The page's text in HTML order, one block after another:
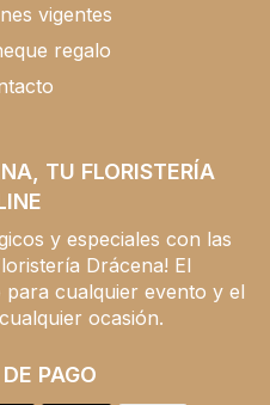
TU FLORISTERÍA
y especiales con las
Drácena! El
cualquier evento y el
ocasión.
PAGO
vigentes
regalo